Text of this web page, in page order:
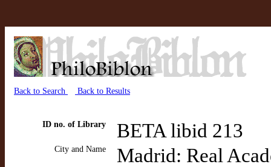
Back to Search Back to Results
ID no. of Library BETA libid 213
City and Name Madrid: Real